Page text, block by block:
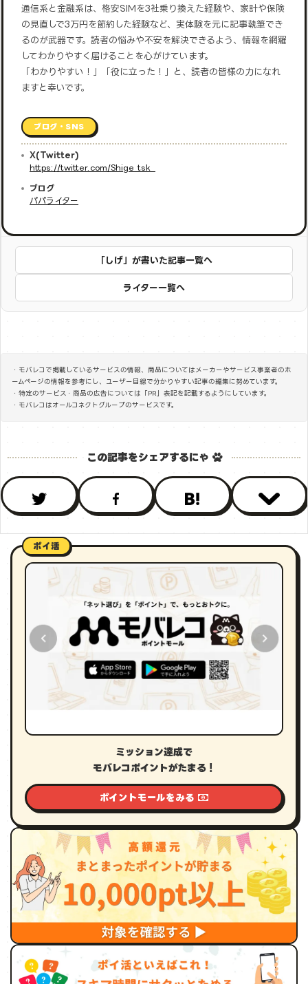
通信系と金融系は、格安SIMを3社乗り換えた経験や、家計や保険
の見直しで3万円を節約した経験など、実体験を元に記事執筆でき
るのが武器です。読者の悩みや不安を解決できるよう、情報を網羅
してわかりやすく届けることを心がけています。
「わかりやすい！」「役に立った！」と、読者の皆様の力になれ
ますと幸いです。
ブログ・SNS
X(Twitter)
https://twitter.com/Shige_tsk_
ブログ
パパライター
「しげ」が書いた記事一覧へ
ライター一覧へ
・モバレコで掲載しているサービスの情報、商品についてはメーカーやサービス事業者のホ
ームページの情報を参考にし、ユーザー目線で分かりやすい記事の編集に努めています。
・特定のサービス・商品の広告については「PR」表記を記載するようにしています。
・モバレコはオールコネクトグループのサービスです。
ポイ活
ミッション達成で
モバレコポイントがたまる！
ポイントモールをみる